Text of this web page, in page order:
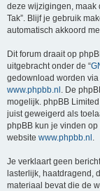
deze wijzigingen, maak
Tak”. Blijf je gebruik
automatisch akkoord
Dit forum draait op
uitgebracht onder de “
gedownload worden via
www.phpbb.nl . De
mogelijk. phpBB
juist geweigerd als
phpBB kun je vinden op
website www.phpbb.nl .
Je verklaart geen
lasterlijk, haatdragend,
materiaal bevat die de